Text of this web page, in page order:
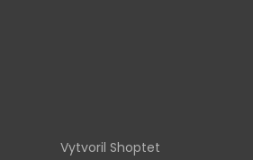
Vytvoril Shoptet